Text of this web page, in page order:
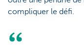
compliquer le défi.